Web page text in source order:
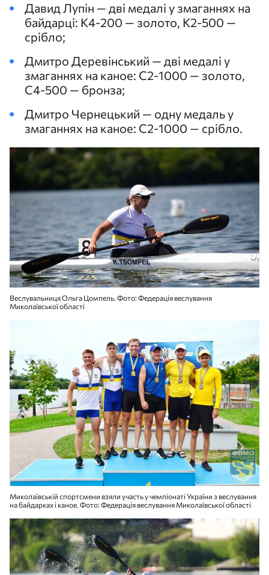
Давид Лупін — дві медалі у змаганнях на
байдарці: К4-200 — золото, К2-500 —
срібло;
Дмитро Деревінський — дві медалі у
змаганнях на каное: С2-1000 — золото,
С4-500 — бронза;
Дмитро Чернецький — одну медаль у
змаганнях на каное: С2-1000 — срібло.
Веслувальниця Ольга Цомпель. Фото: Федерація веслування
Миколаївської області
Миколаївській спортсмени взяли участь у чемпіонаті України з веслування
на байдарках і каное. Фото: Федерація веслування Миколаївської області